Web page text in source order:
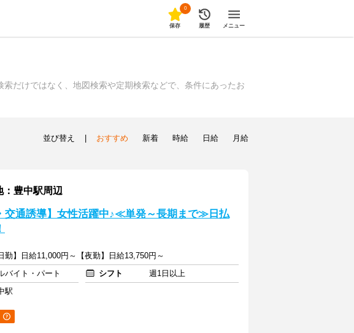
0
保存 履歴 メニュー
だけではなく、地図検索や定期検索などで、条件にあったお
並び替え おすすめ 新着 時給 日給 月給
豊中駅周辺
交通誘導】女性活躍中♪≪単発～長期まで≫日払
勤】日給11,000円～【夜勤】日給13,750円～
バイト・パート シフト
週1日以上
駅